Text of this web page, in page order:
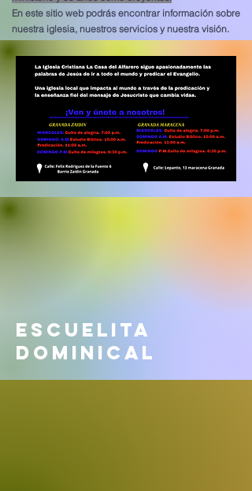
En este sitio web podrás encontrar información sobre
nuestra iglesia, nuestros servicios y nuestra visión.
¡Te invitamos a ser parte de nuestra familia en Cristo!
Escuelita
dominical